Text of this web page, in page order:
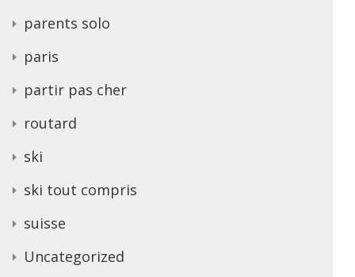
parents solo
paris
partir pas cher
routard
ski
ski tout compris
suisse
Uncategorized